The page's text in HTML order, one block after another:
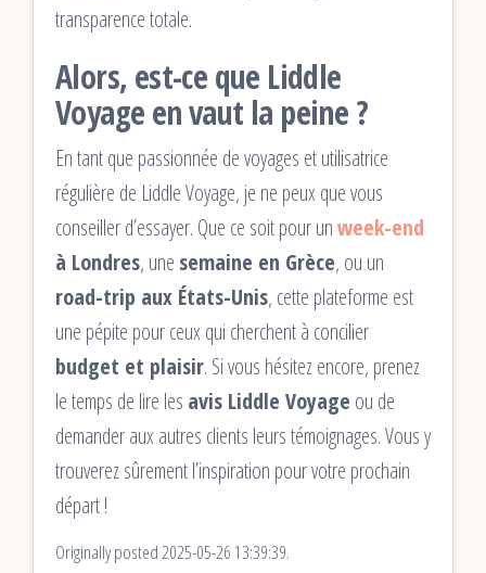
transparence totale.
Alors, est-ce que Liddle
Voyage en vaut la peine ?
En tant que passionnée de voyages et utilisatrice
régulière de Liddle Voyage, je ne peux que vous
conseiller d’essayer. Que ce soit pour unweek-end
à Londres, une semaine en Grèce, ou un
road-trip aux États-Unis, cette plateforme est
une pépite pour ceux qui cherchent à concilier
budget et plaisir. Si vous hésitez encore, prenez
le temps de lire les avis Liddle Voyage ou de
demander aux autres clients leurs témoignages. Vous y
trouverez sûrement l’inspiration pour votre prochain
départ !
Originally posted 2025-05-26 13:39:39.